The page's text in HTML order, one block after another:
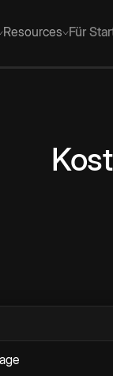
Resources Für